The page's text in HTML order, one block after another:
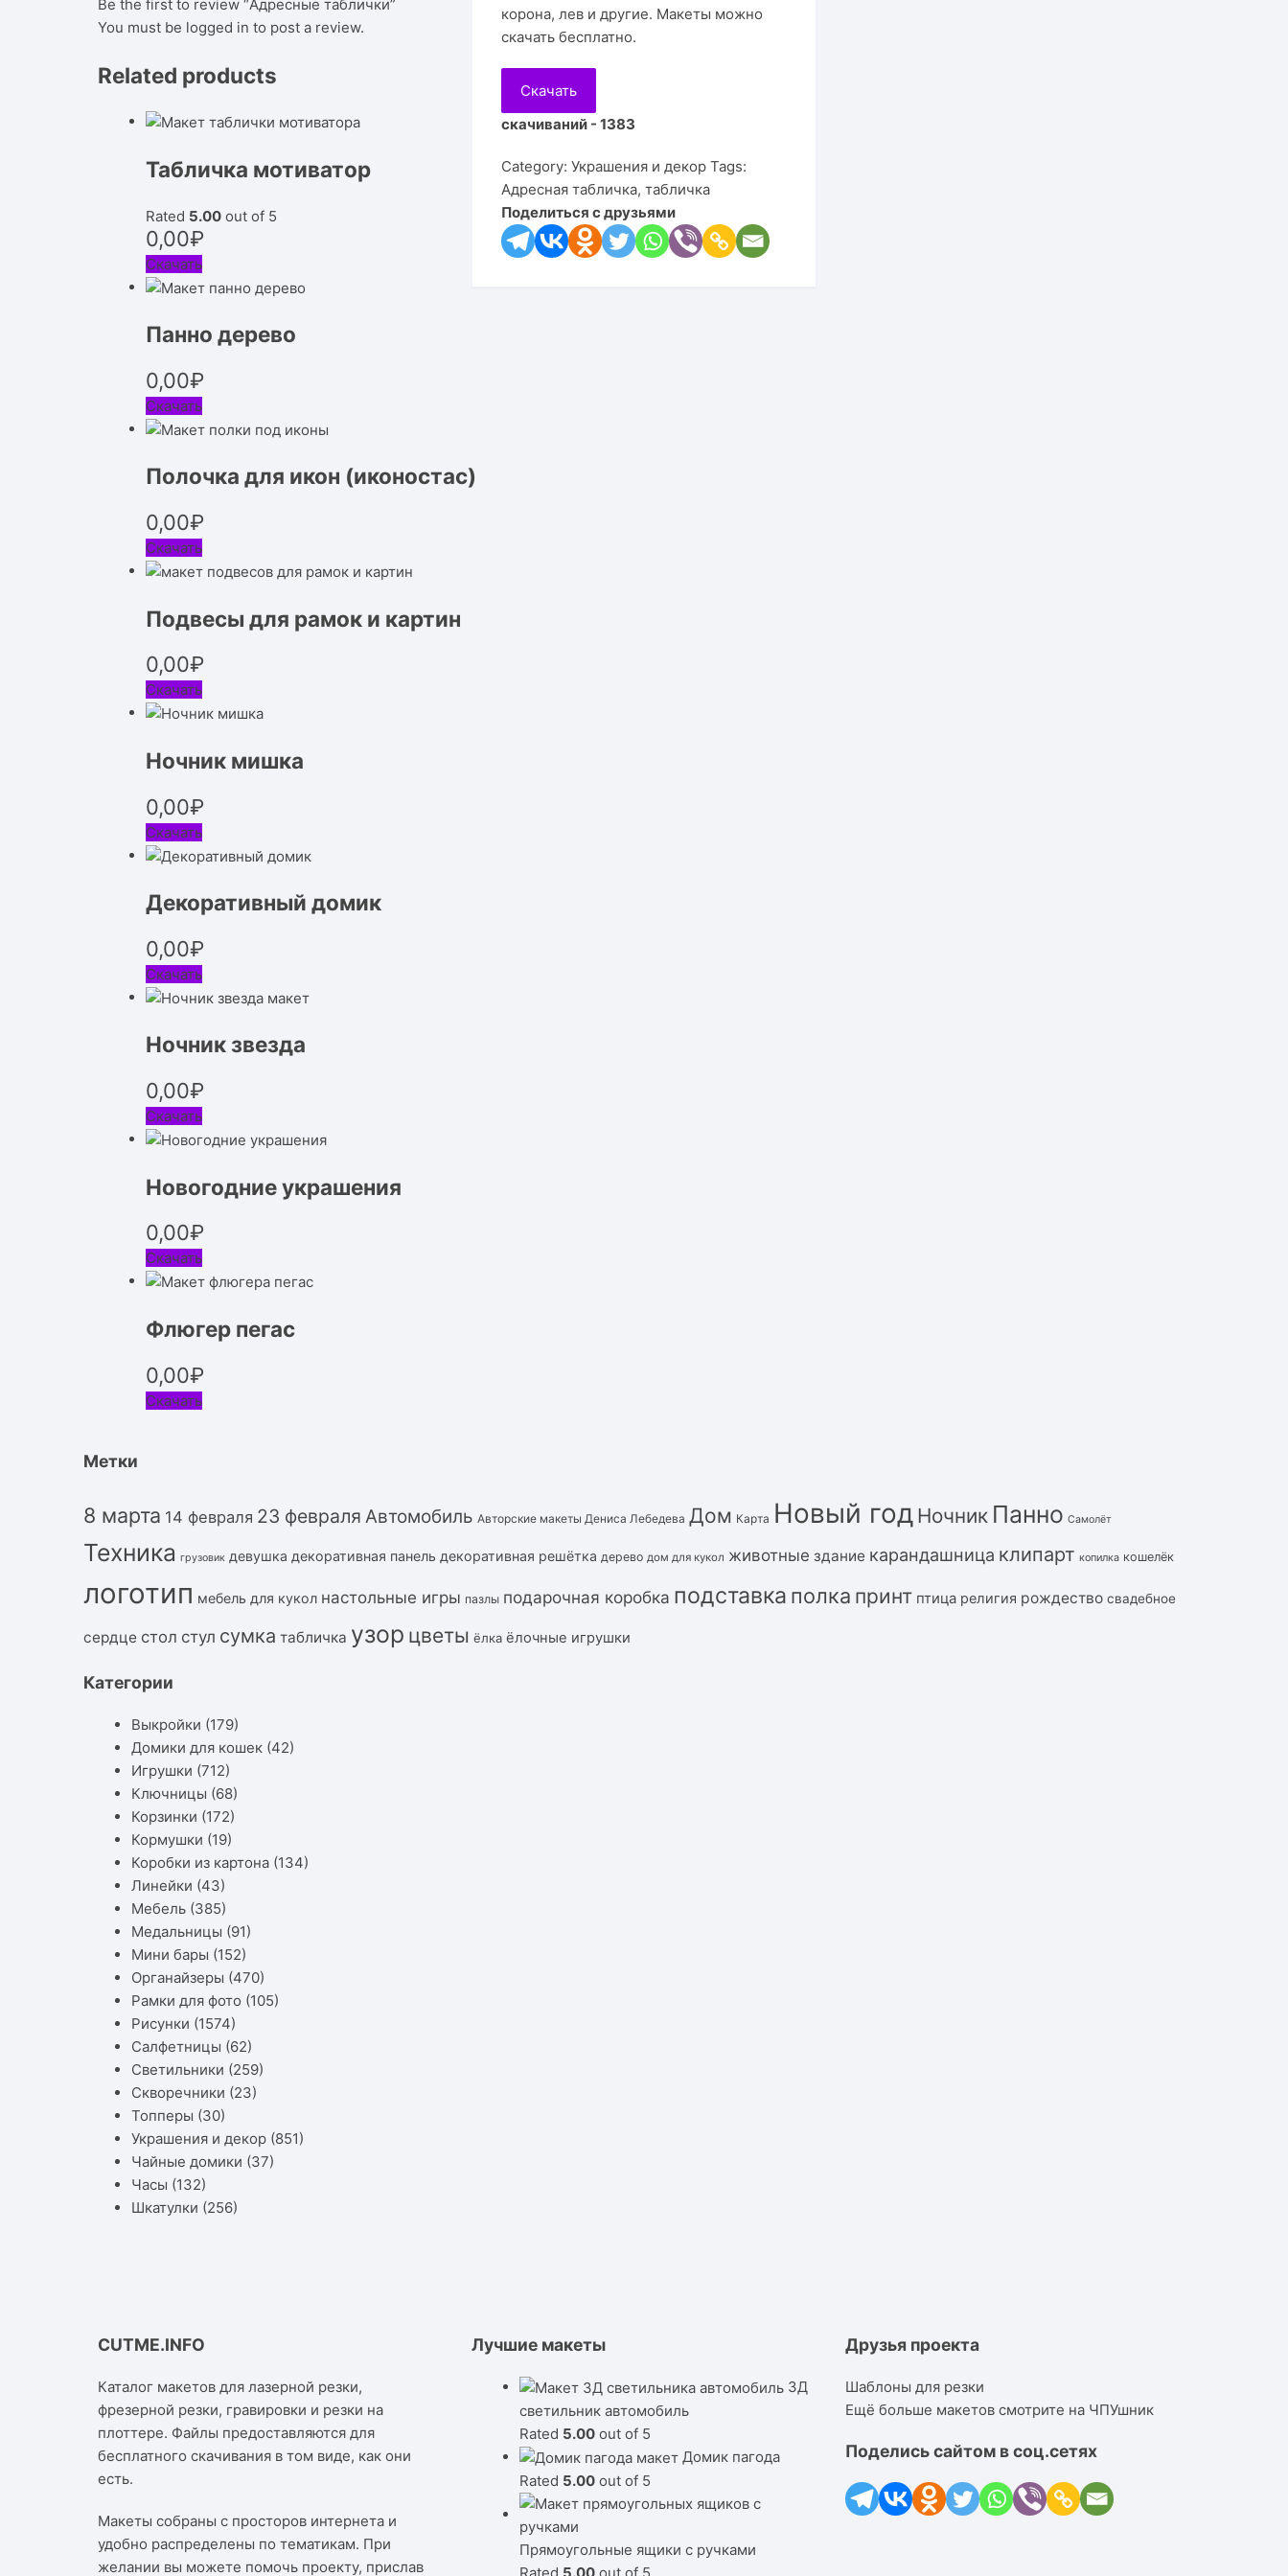
Цветы
Деревья
Принты
Клипарт
Карты
Животные
Для детей
Мебель
Настольные игры
Религия
корона, лев и другие. Макеты можно
скачать бесплатно.
Скачать
скачиваний - 1383
Category: Украшения и декор Tags:
Адресная табличка, табличка
Поделиться с друзьями
Be the first to review “Адресные таблички”
You must be logged in to post a review.
Related products
Табличка мотиватор
Rated 5.00 out of 5
0,00₽
Скачать
Панно дерево
0,00₽
Скачать
Полочка для икон (иконостас)
0,00₽
Скачать
Подвесы для рамок и картин
0,00₽
Скачать
Ночник мишка
0,00₽
Скачать
Декоративный домик
0,00₽
Скачать
Ночник звезда
0,00₽
Скачать
Новогодние украшения
0,00₽
Скачать
Флюгер пегас
0,00₽
Скачать
Метки
8 марта 14 февраля 23 февраля Автомобиль Авторские макеты Дениса Лебедева Дом Карта Новый год Ночник Панно Самолёт
Техника грузовик девушка декоративная панель декоративная решётка дерево дом для кукол животные здание карандашница клипарт копилка кошелёк
логотип мебель для кукол настольные игры пазлы подарочная коробка подставка полка принт птица религия рождество свадебное
сердце стол стул сумка табличка узор цветы ёлка ёлочные игрушки
Категории
Выкройки (179)
Домики для кошек (42)
Игрушки (712)
Ключницы (68)
Корзинки (172)
Кормушки (19)
Коробки из картона (134)
Линейки (43)
Мебель (385)
Медальницы (91)
Мини бары (152)
Органайзеры (470)
Рамки для фото (105)
Рисунки (1574)
Салфетницы (62)
Светильники (259)
Скворечники (23)
Топперы (30)
Украшения и декор (851)
Чайные домики (37)
Часы (132)
Шкатулки (256)
CUTME.INFO
Каталог макетов для лазерной резки,
фрезерной резки, гравировки и резки на
плоттере. Файлы предоставляются для
бесплатного скачивания в том виде, как они
есть.
Макеты собраны с просторов интернета и
удобно распределены по тематикам. При
желании вы можете помочь проекту, прислав
Лучшие макеты
3Д
светильник автомобиль
Rated 5.00out of 5
Домик пагода
Rated 5.00out of 5
Прямоугольные ящики с ручками
Rated 5.00out of 5
Друзья проекта
Шаблоны для резки
Ещё больше макетов смотрите на ЧПУшник
Поделись сайтом в соц.сетях